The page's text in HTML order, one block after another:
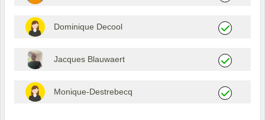
Dominique Decool
Jacques Blauwaert
Monique-Destrebecq